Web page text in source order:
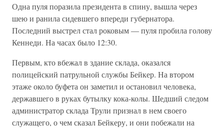
Одна пуля поразила президента в спину, вышла через
шею и ранила сидевшего впереди губернатора.
Последний выстрел стал роковым — пуля пробила голову
Кеннеди. На часах было 12:30.
Первым, кто вбежал в здание склада, оказался
полицейский патрульной службы Бейкер. На втором
этаже около буфета он заметил и остановил человека,
державшего в руках бутылку кока-колы. Шедший следом
администратор склада Трули признал в нем своего
служащего, о чем сказал Бейкеру, и они побежали на